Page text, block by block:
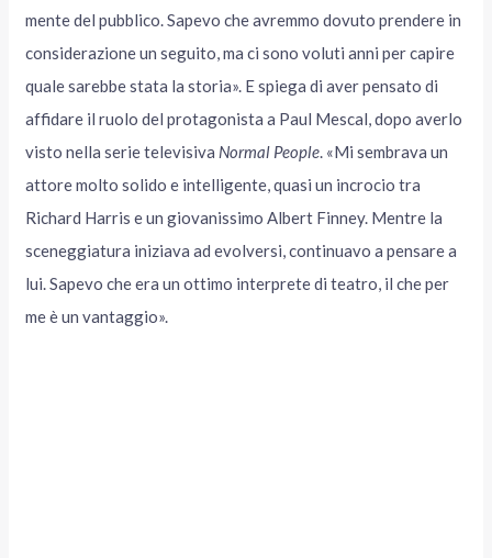
mente del pubblico. Sapevo che avremmo dovuto prendere in
considerazione un seguito, ma ci sono voluti anni per capire
quale sarebbe stata la storia». E spiega di aver pensato di
affidare il ruolo del protagonista a Paul Mescal, dopo averlo
visto nella serie televisiva Normal People. «Mi sembrava un
attore molto solido e intelligente, quasi un incrocio tra
Richard Harris e un giovanissimo Albert Finney. Mentre la
sceneggiatura iniziava ad evolversi, continuavo a pensare a
lui. Sapevo che era un ottimo interprete di teatro, il che per
me è un vantaggio».